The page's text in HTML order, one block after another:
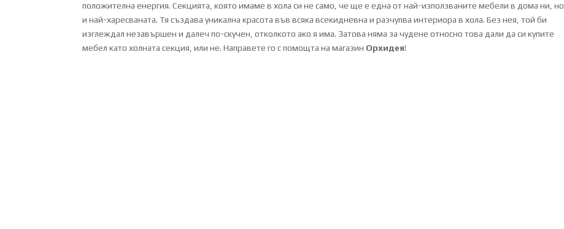
положителна енергия. Секцията, която имаме в хола си не само, че ще е една от най-използваните мебели в дома ни, но
и най-харесваната. Тя създава уникална красота във всяка всекидневна и разчупва интериора в хола. Без нея, той би
изглеждал незавършен и далеч по-скучен, отколкото ако я има. Затова няма за чудене относно това дали да си купите
мебел като холната секция, или не. Направете го с помощта на магазин Орхидея!